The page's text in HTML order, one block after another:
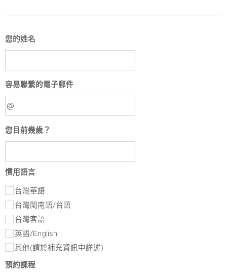
您的姓名
容易聯繫的電子郵件
您目前幾歲？
慣用語言
台灣華語
台灣閩南語/台語
台灣客語
英語/English
其他(請於補充資訊中詳述)
預約課程